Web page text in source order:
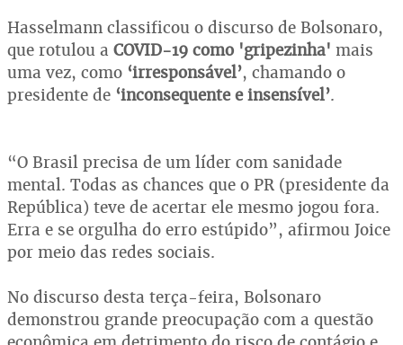
Hasselmann classificou o discurso de Bolsonaro,
que rotulou a COVID-19 como 'gripezinha' mais
uma vez, como ‘irresponsável’, chamando o
presidente de ‘inconsequente e insensível’.
“O Brasil precisa de um líder com sanidade
mental. Todas as chances que o PR (presidente da
República) teve de acertar ele mesmo jogou fora.
Erra e se orgulha do erro estúpido”, afirmou Joice
por meio das redes sociais.
No discurso desta terça-feira, Bolsonaro
demonstrou grande preocupação com a questão